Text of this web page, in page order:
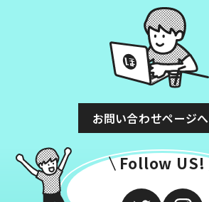
お問い合わせページへ
Follow US!